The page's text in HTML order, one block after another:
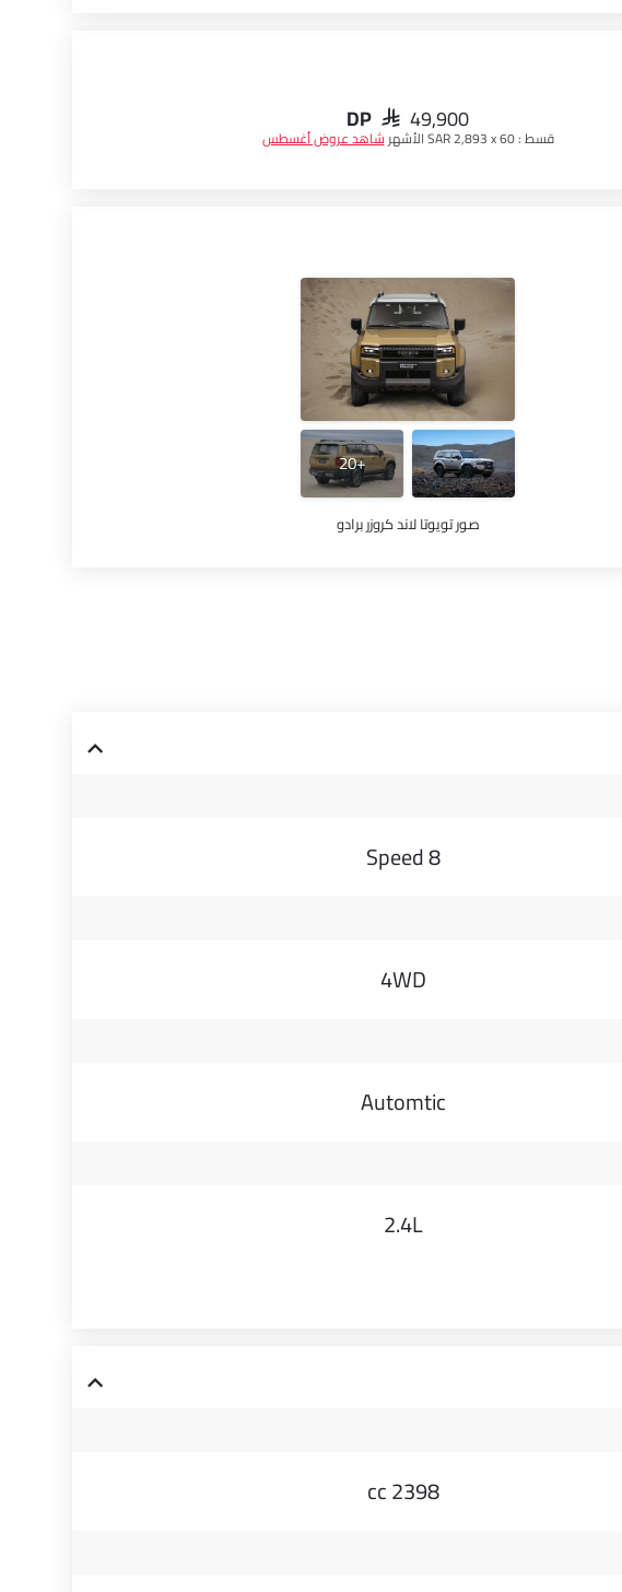
DP SAR 49,900
قسط :SAR 2,893 x 60 الأشهر شاهد عروض أغسطس
+20
صور تويوتا لاند كروزر برادو
8 Speed
4WD
Automtic
2.4L
2398 cc